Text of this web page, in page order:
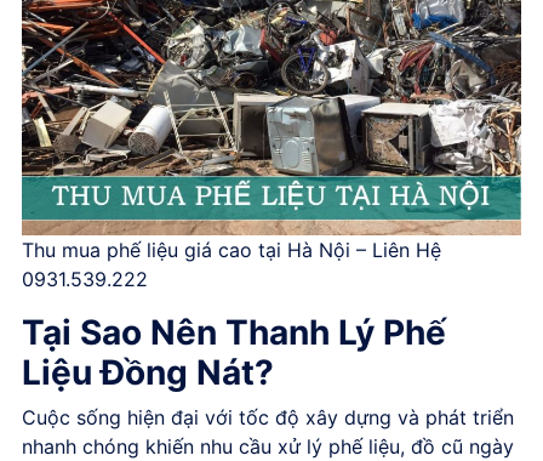
Thu mua phế liệu giá cao tại Hà Nội – Liên Hệ
0931.539.222
Tại Sao Nên Thanh Lý Phế
Liệu Đồng Nát?
Cuộc sống hiện đại với tốc độ xây dựng và phát triển
nhanh chóng khiến nhu cầu xử lý phế liệu, đồ cũ ngày